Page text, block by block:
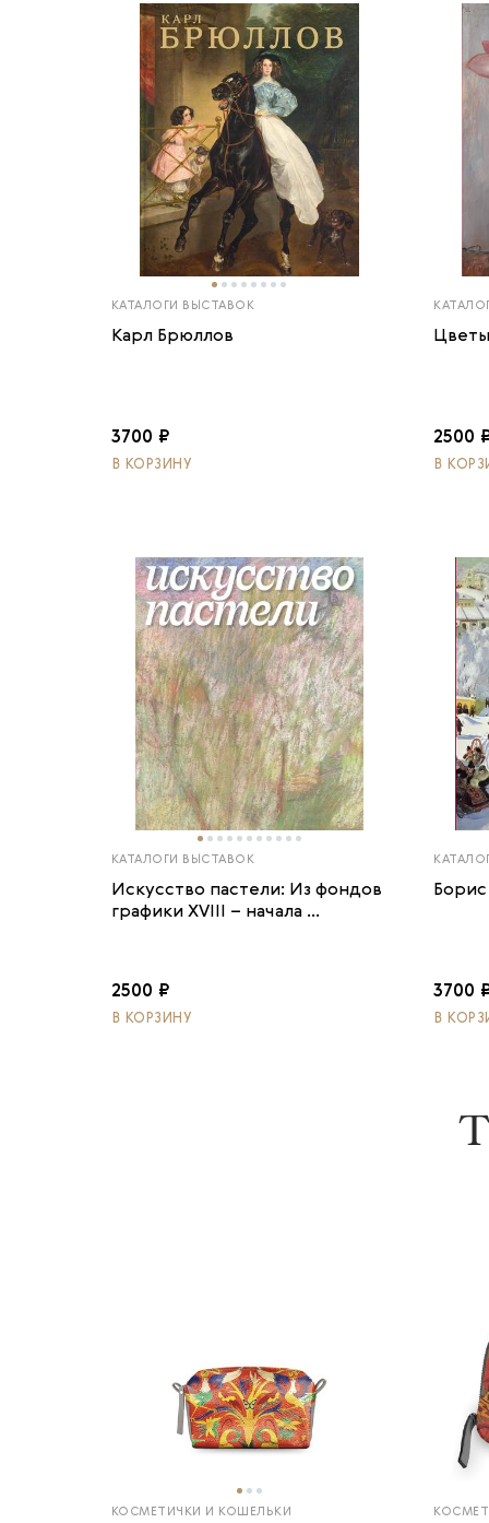
КАТАЛОГИ ВЫСТАВОК
Карл Брюллов
3700 ₽
В КОРЗИНУ
2500
В
КАТАЛОГИ ВЫСТАВОК
Искусство пастели: Из фондов
графики XVIII – начала ...
2500 ₽
В КОРЗИНУ
3700
В
КОСМЕТИЧКИ И КОШЕЛЬКИ